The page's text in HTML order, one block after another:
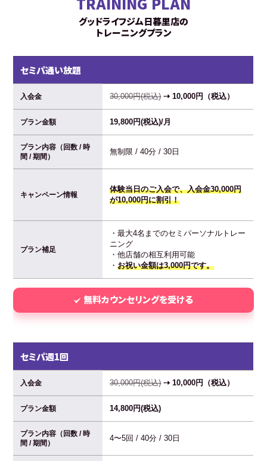
グッドライフジム日暮里店の
トレーニングプラン
セミパ通い放題
入会金 30,000円(税込)⇢ 10,000円（税込）
プラン金額 19,800円(税込)/月
プラン内容（回数 / 時
間 / 期間）
無制限 / 40分 / 30日
キャンペーン情報
体験当日のご入会で、入会金30,000円
が10,000円に割引！
プラン補足
・最大4名までのセミパーソナルトレー
ニング
・他店舗の相互利用可能
・お祝い金額は3,000円です。
無料カウンセリングを受ける
セミパ週1回
入会金 30,000円(税込)⇢ 10,000円（税込）
プラン金額 14,800円(税込)
プラン内容（回数 / 時
間 / 期間）
4〜5回 / 40分 / 30日